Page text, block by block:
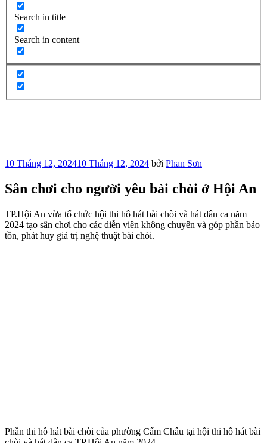
Search in title
Search in content
Đăng
10 Tháng 12, 202410 Tháng 12, 2024 bởi Phan Sơn
Sân chơi cho người yêu bài chòi ở Hội An
TP.Hội An vừa tổ chức hội thi hô hát bài chòi và hát dân ca năm
2024 tạo sân chơi cho các diễn viên không chuyên và góp phần bảo
tồn, phát huy giá trị nghệ thuật bài chòi.
Phần thi hô hát bài chòi của phường Cẩm Châu tại hội thi hô hát bài